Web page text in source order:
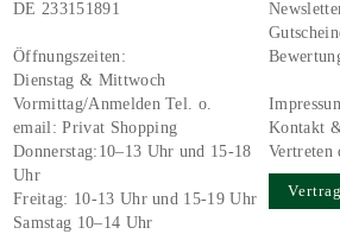
DE 233151891
Öffnungszeiten:
Dienstag & Mittwoch
Vormittag/Anmelden Tel. o.
email:Privat Shopping
Donnerstag:10–13 Uhr und 15-18
Uhr
Freitag: 10-13 Uhr und 15-19 Uhr
Samstag 10–14 Uhr
Kontakt
Vertreten